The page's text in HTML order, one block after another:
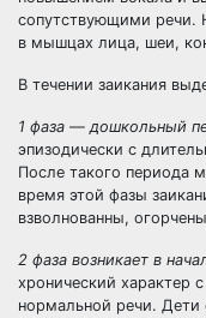
сопутствующими речи.
в мышцах лица, шеи,
В течении заикания
1 фаза —дошкольный
эпизодически с
После такого периода
время этой фазы
взволнованны,
2 фаза возникает в
хронический характер
нормальной речи. Дети